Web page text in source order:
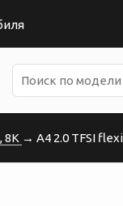
8K → A4 2.0 TFSI